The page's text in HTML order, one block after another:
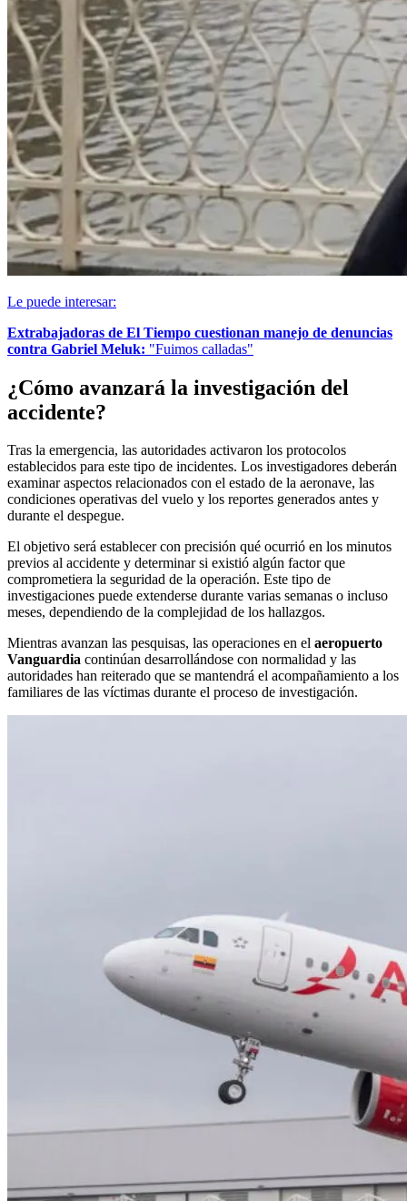
Le puede interesar:
Extrabajadoras de El Tiempo cuestionan manejo de denuncias
contra Gabriel Meluk: "Fuimos calladas"
¿Cómo avanzará la investigación del
accidente?
Tras la emergencia, las autoridades activaron los protocolos
establecidos para este tipo de incidentes. Los investigadores deberán
examinar aspectos relacionados con el estado de la aeronave, las
condiciones operativas del vuelo y los reportes generados antes y
durante el despegue.
El objetivo será establecer con precisión qué ocurrió en los minutos
previos al accidente y determinar si existió algún factor que
comprometiera la seguridad de la operación. Este tipo de
investigaciones puede extenderse durante varias semanas o incluso
meses, dependiendo de la complejidad de los hallazgos.
Mientras avanzan las pesquisas, las operaciones en el aeropuerto
Vanguardia continúan desarrollándose con normalidad y las
autoridades han reiterado que se mantendrá el acompañamiento a los
familiares de las víctimas durante el proceso de investigación.